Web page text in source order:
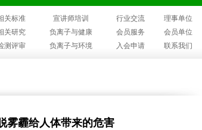
关标准 宣讲师培训 行业交流
理事单位
关研究 负离子与健康 会员服务
会员单位
测评审 负离子与环境 入会申请 联系我们
雾霾给人体带来的危害